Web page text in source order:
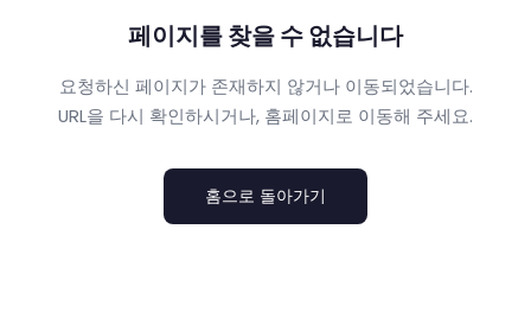
페이지를 찾을 수 없습니다
요청하신 페이지가 존재하지 않거나 이동되었습니다.
URL을 다시 확인하시거나, 홈페이지로 이동해 주세요.
홈으로 돌아가기